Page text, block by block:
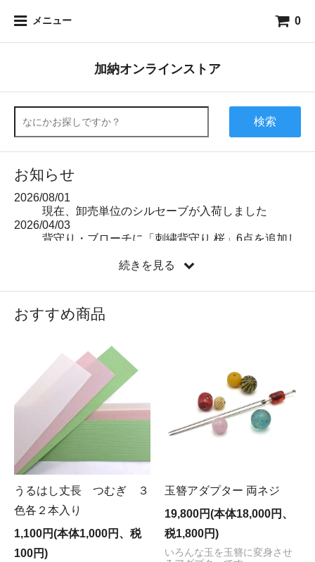
メニュー 0
加納オンラインストア
検索
お知らせ
2026/08/01
現在、卸売単位のシルセーブが入荷しました
2026/04/03
背守り・ブローチに「刺繍背守り 桜」6点を追加し
現在、地金価格急騰のため、金を使った商品のオン
ラインストア掲載を下げています。
ご不便をおかけし、申し訳ございません。
ただければ幸いです。
続きを見る
おすすめ商品
うるはし丈長 つむぎ ３
色各２本入り
1,100円(本体1,000円、税
100円)
玉簪アダプター 両ネジ
19,800円(本体18,000円、
税1,800円)
いろんな玉を玉簪に変身させ